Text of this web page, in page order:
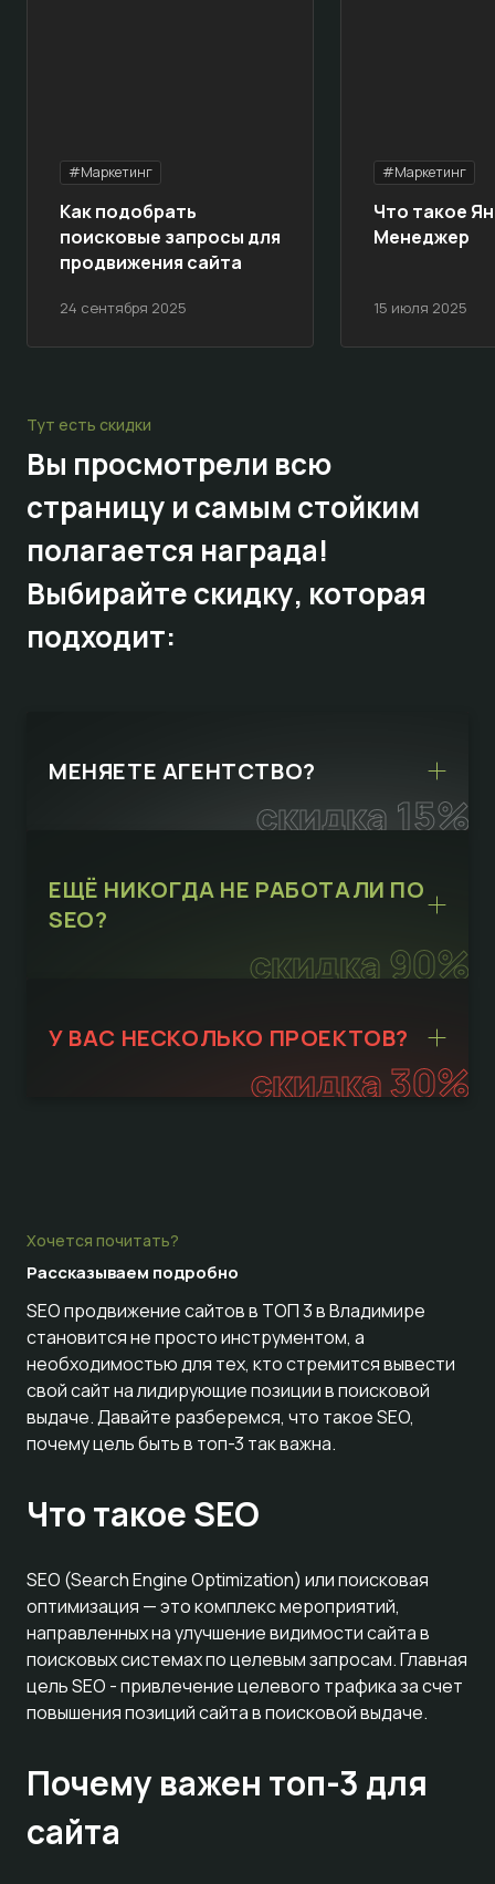
#Маркетинг
24 сентября 2025
Как подобрать
поисковые запросы для
продвижения сайта
#Маркетинг
15 июля 2025
Что такое
Менеджер
Тут есть скидки
Вы просмотрели всю
страницу и самым стойким
полагается награда!
Выбирайтескидку, которая
подходит:
скидка 15%
МЕНЯЕТЕ АГЕНТСТВО?
скидка 90%
ЕЩЁ НИКОГДА НЕ РАБОТАЛИ ПО
SEO?
скидка 30%
У ВАС НЕСКОЛЬКО ПРОЕКТОВ?
Хочется почитать?
Рассказываем подробно
SEO продвижение сайтов в ТОП 3 в Владимире
становится не просто инструментом, а
необходимостью для тех, кто стремится вывести
свой сайт на лидирующие позиции в поисковой
выдаче. Давайте разберемся, что такое SEO,
почему цель быть в топ-3 так важна.
Что такое SEO
SEO (Search Engine Optimization) или поисковая
оптимизация — это комплекс мероприятий,
направленных на улучшение видимости сайта в
поисковых системах по целевым запросам. Главная
цель SEO - привлечение целевого трафика за счет
повышения позиций сайта в поисковой выдаче.
Почему важен топ-3 для
сайта